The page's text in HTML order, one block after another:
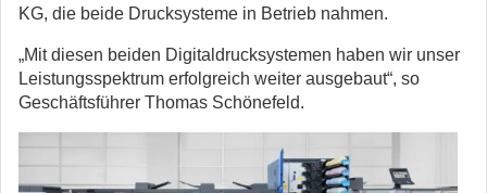
KG, die beide Drucksysteme in Betrieb nahmen.
„Mit diesen beiden Digitaldrucksystemen haben wir unser
Leistungsspektrum erfolgreich weiter ausgebaut“, so
Geschäftsführer Thomas Schönefeld.